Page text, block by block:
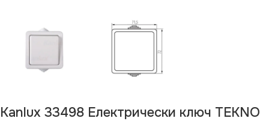
Kanlux 33498 Електрически ключ TEKNO